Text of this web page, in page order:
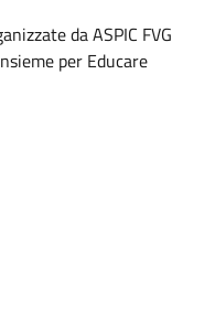
da ASPIC FVG
per Educare